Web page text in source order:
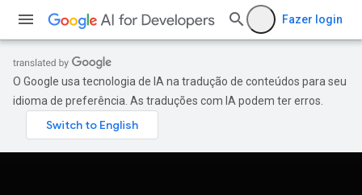
Fazer login
O Google usa tecnologia de IA na tradução de conteúdos para seu
idioma de preferência. As traduções com IA podem ter erros.